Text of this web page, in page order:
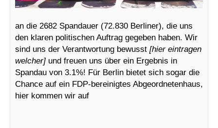
an die 2682 Spandauer (72.830 Berliner), die uns
den klaren politischen Auftrag gegeben haben. Wir
sind uns der Verantwortung bewusst [hier eintragen
welcher] und freuen uns über ein Ergebnis in
Spandau von 3.1%! Für Berlin bietet sich sogar die
Chance auf ein FDP-bereinigtes Abgeordnetenhaus,
hier kommen wir auf